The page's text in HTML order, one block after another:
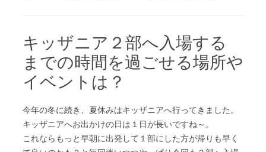
キッザニア２部へ入場する
までの時間を過ごせる場所や
イベントは？
今年の冬に続き、夏休みはキッザニアへ行ってきました。
キッザニアへお出かけの日は１日が長いですね～。
これならもっと早朝に出発して１部にした方が帰りも早く